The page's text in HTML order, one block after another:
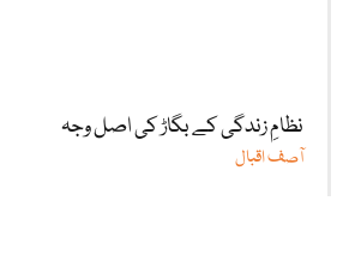
نظامِ زندگی کے بگاڑ کی اصل وجہ
آصف اقبال